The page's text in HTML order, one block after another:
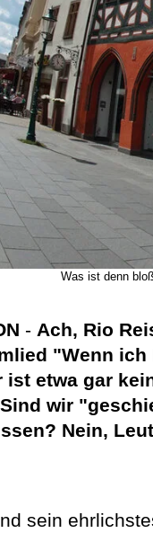
Was ist denn
- Ach, Rio
"Wenn
ist etwa gar
wir
Nein,
sein